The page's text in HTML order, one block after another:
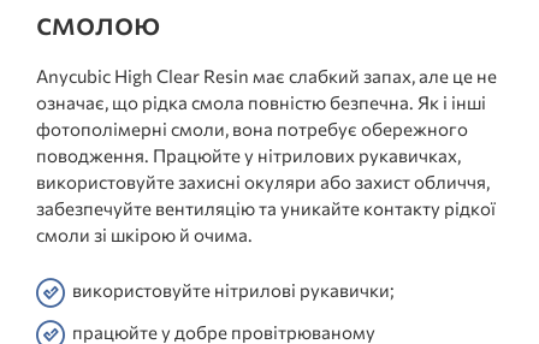
смолою
Anycubic High Clear Resin має слабкий запах, але це не
означає, що рідка смола повністю безпечна. Як і інші
фотополімерні смоли, вона потребує обережного
поводження. Працюйте у нітрилових рукавичках,
використовуйте захисні окуляри або захист обличчя,
забезпечуйте вентиляцію та уникайте контакту рідкої
смоли зі шкірою й очима.
використовуйте нітрилові рукавички;
працюйте у добре провітрюваному